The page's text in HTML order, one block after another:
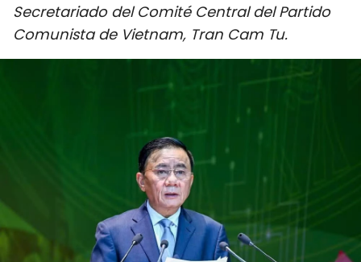
VIAJES
PUENTE DE AMISTAD
HISTORIAS MULTIMEDIA
FOTOGRAFÍA
¿QUIÉNES SOMOS?
TIẾNG VIỆT
Secretariado del Comité Central del Partido
Comunista de Vietnam, Tran Cam Tu.